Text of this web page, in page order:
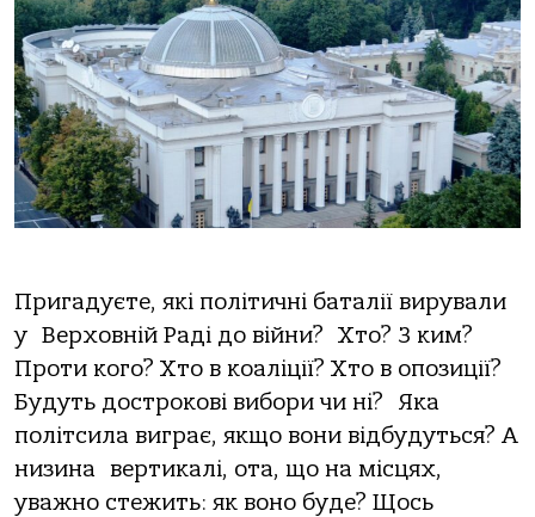
Пригадуєте, які політичні баталії вирували
у Верховній Раді до війни? Хто? З ким?
Проти кого? Хто в коаліції? Хто в опозиції?
Будуть дострокові вибори чи ні?
Яка
політсила виграє, якщо вони відбудуться? А
низина вертикалі, ота, що на місцях,
уважно стежить: як воно буде? Щось